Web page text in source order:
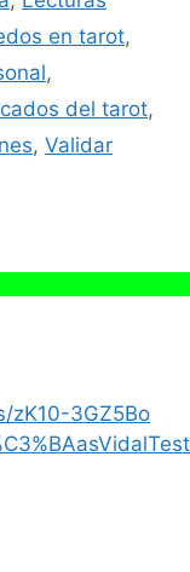
en tarot,
,
del tarot,
, Validar
zK10-3GZ5Bo